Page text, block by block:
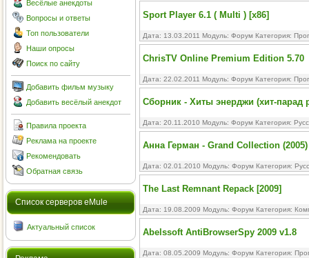
Весёлые анекдоты
Вопросы и ответы
Топ пользователи
Наши опросы
Поиск по сайту
Добавить фильм музыку
Добавить весёлый анекдот
Правила проекта
Реклама на проекте
Рекомендовать
Обратная связь
Cписок серверов eMule
Актуальный список
Sport Player 6.1 ( Multi ) [x86]
Дата: 13.03.2011 Модуль: Форум Категория:
ChrisTV Online Premium Edition 5.70
Дата: 22.02.2011 Модуль: Форум Категория:
Сборник - Хиты энерджи (хит-парад
Дата: 20.11.2010 Модуль: Форум Категория:
Анна Герман - Grand Collection (2005)
Дата: 02.01.2010 Модуль: Форум Категория:
The Last Remnant Repack [2009]
Дата: 19.08.2009 Модуль: Форум Категория:
Abelssoft AntiBrowserSpy 2009 v1.8
Дата: 08.05.2009 Модуль: Форум Категория: